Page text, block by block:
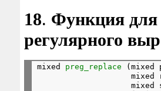
18. Функция
регулярного
mixed preg_replace (mixed
mixed
mixed